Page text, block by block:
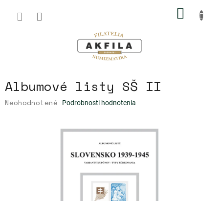
obsah
Albumové listy SŠ II
Priemerné
Neohodnotené Podrobnosti hodnotenia